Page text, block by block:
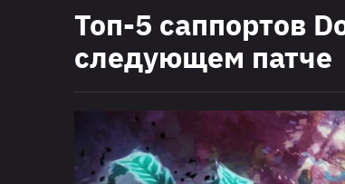
Топ-5 саппортов
следующем патче